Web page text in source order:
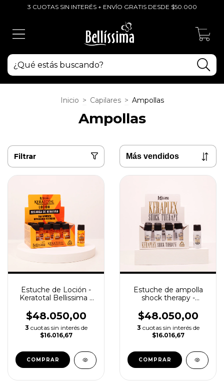
3 CUOTAS SIN INTERÉS + ENVÍO GRATIS DESDE $50.000
Inicio > Capilares > Ampollas
Ampollas
Filtrar
Estuche de Loción -
Keratotal Bellissima x
$48.050,00
3 cuotas sin interés de
$16.016,67
Estuche de ampolla
shock therapy -
12u de 15ml
$48.050,00
3 cuotas sin interés de
$16.016,67